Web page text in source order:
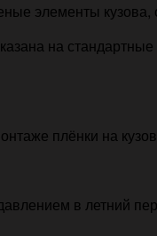
элементы
на
плёнки на
в летний